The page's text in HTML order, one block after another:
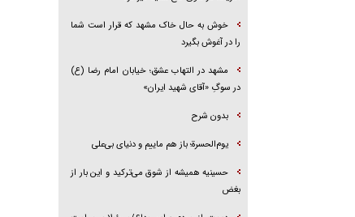
خوش به حال خاک مشهد که قرار است شما
را در آغوش بگیرد
مشهد در التهاب عشق؛ خیابان امام رضا (ع)
در سوگِ «آقای شهید ایران»
بدون شرح
یوم‌الحسرة؛ باز هم ماییم و دنیای بی‌علی
حسینیه همیشه از شوق می‌ترکید و این بار از
بغض